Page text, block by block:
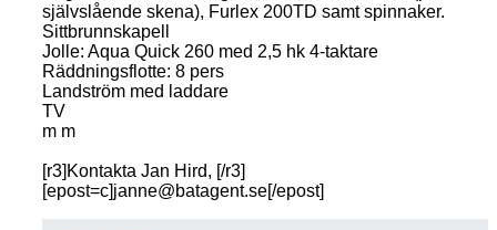
självslående skena), Furlex 200TD samt spinnaker.
Sittbrunnskapell
Jolle: Aqua Quick 260 med 2,5 hk 4-taktare
Räddningsflotte: 8 pers
Landström med laddare
TV
m m
[r3]Kontakta Jan Hird, [/r3]
[epost=c]janne@batagent.se[/epost]